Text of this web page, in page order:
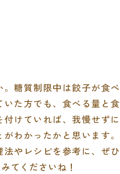
糖質制限中は餃子が食べ
た方でも、食べる量と食
けていれば、我慢せずに
わかったかと思います。
やレシピを参考に、ぜひ
てくださいね！